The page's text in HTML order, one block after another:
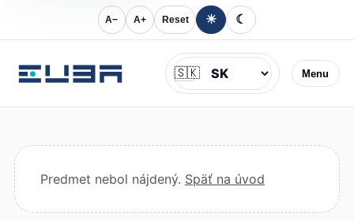
A− A+ Reset ☀ ☾
Menu
Jazyk
🇸🇰
Predmet nebol nájdený. Späť na úvod